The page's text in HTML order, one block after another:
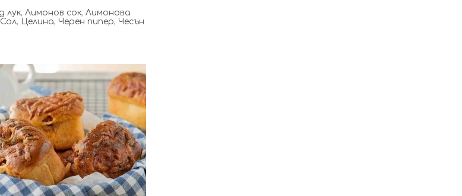
лук, Лимонов сок, Лимонова
Сол, Целина, Черен пипер, Чесън
6
6
120 Min